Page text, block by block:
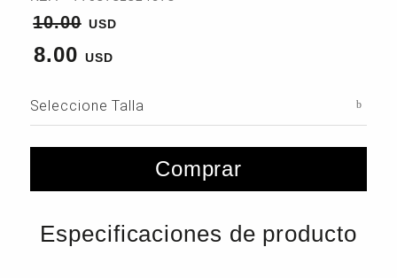
10.00
8.00
Seleccione Talla
Comprar
Especificaciones de producto